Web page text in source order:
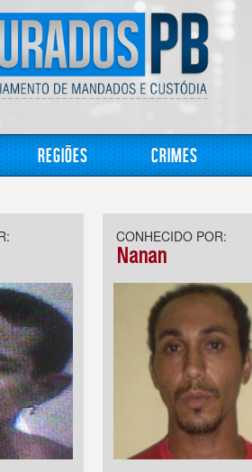
Regiões Crimes
CONHECIDO POR:
Nanan